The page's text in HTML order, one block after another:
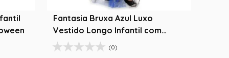
Fantasia Bruxa Azul Luxo
Vestido Longo Infantil com
Chapéu - Halloween
(0)